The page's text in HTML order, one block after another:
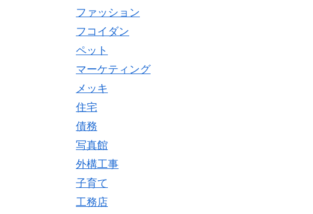
ファッション
フコイダン
ペット
マーケティング
メッキ
住宅
債務
写真館
外構工事
子育て
工務店